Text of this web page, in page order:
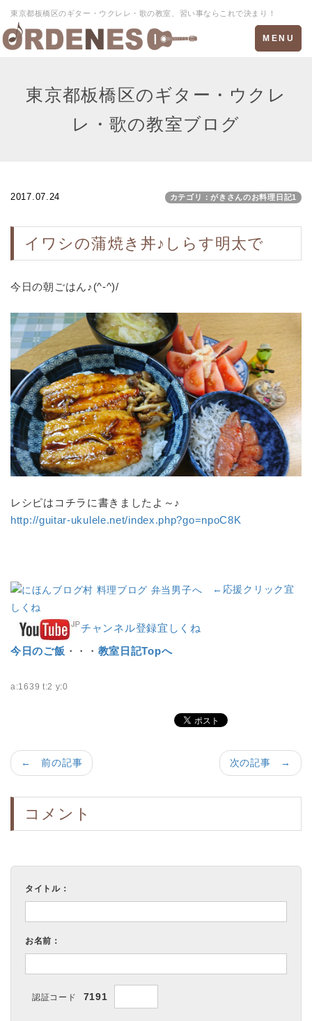
東京都板橋区のギター・ウクレレ・歌の教室、習い事ならこれで決まり！
Toggle
navigation
MENU
東京都板橋区のギター・ウクレ
レ・歌の教室ブログ
2017.07.24 カテゴリ：がきさんのお料理日記1
イワシの蒲焼き丼♪しらす明太で
今日の朝ごはん♪(^-^)/
レシピはコチラに書きましたよ～♪
http://guitar-ukulele.net/index.php?go=npoC8K
←応援クリック宜
しくね
チャンネル登録宜しくね
今日のご飯 ・・・ 教室日記Topへ
a:1639 t:2 y:0
次の記事 →
← 前の記事
コメント
タイトル：
お名前：
認証コード 7191